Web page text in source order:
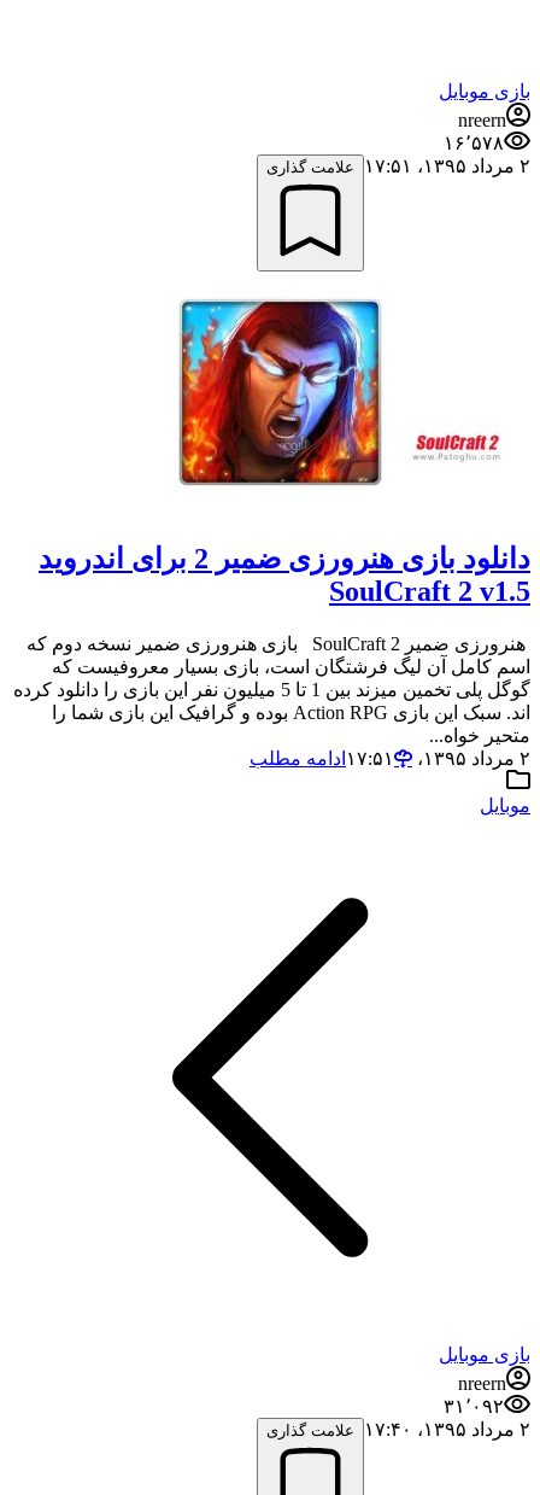
بازی موبایل
nreern
۱۶٬۵۷۸
۲ مرداد ۱۳۹۵،‏ ۱۷:۵۱
علامت گذاری
دانلود بازی هنرورزی ضمیر 2 برای اندروید
SoulCraft 2 v1.5
هنرورزی ضمیر 2 SoulCraft بازی هنرورزی ضمیر نسخه دوم که
اسم کامل آن لیگ فرشتگان است، بازی بسیار معروفیست که
گوگل پلی تخمین میزند بین 1 تا 5 میلیون نفر این بازی را دانلود کرده
اند. سبک این بازی Action RPG بوده و گرافیک این بازی شما را
متحیر خواه...
۲ مرداد ۱۳۹۵،‏ ۱۷:۵۱
ادامه مطلب
موبایل
بازی موبایل
nreern
۳۱٬۰۹۲
۲ مرداد ۱۳۹۵،‏ ۱۷:۴۰
علامت گذاری